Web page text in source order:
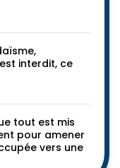
interdit, ce
tout est mis
pour amener
vers une